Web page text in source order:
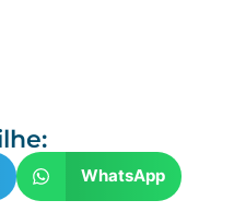
WhatsApp